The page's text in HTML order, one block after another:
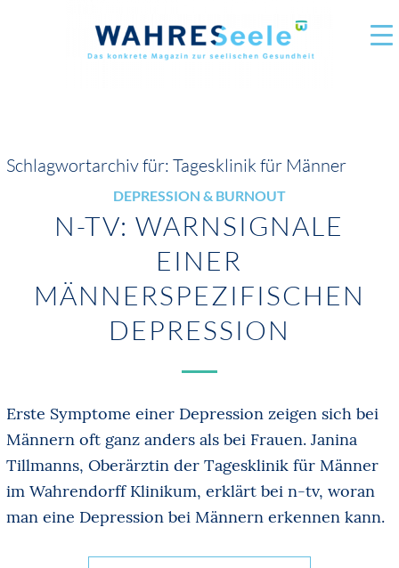
Schlagwortarchiv für: Tagesklinik für Männer
DEPRESSION & BURNOUT
N-TV: WARNSIGNALE
EINER
MÄNNERSPEZIFISCHEN
DEPRESSION
Erste Symptome einer Depression zeigen sich bei
Männern oft ganz anders als bei Frauen. Janina
Tillmanns, Oberärztin der Tagesklinik für Männer
im Wahrendorff Klinikum, erklärt bei n-tv, woran
man eine Depression bei Männern erkennen kann.